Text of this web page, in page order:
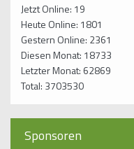
Jetzt Online: 19
Heute Online: 1801
Gestern Online: 2361
Diesen Monat: 18733
Letzter Monat: 62869
Total: 3703530
Sponsoren